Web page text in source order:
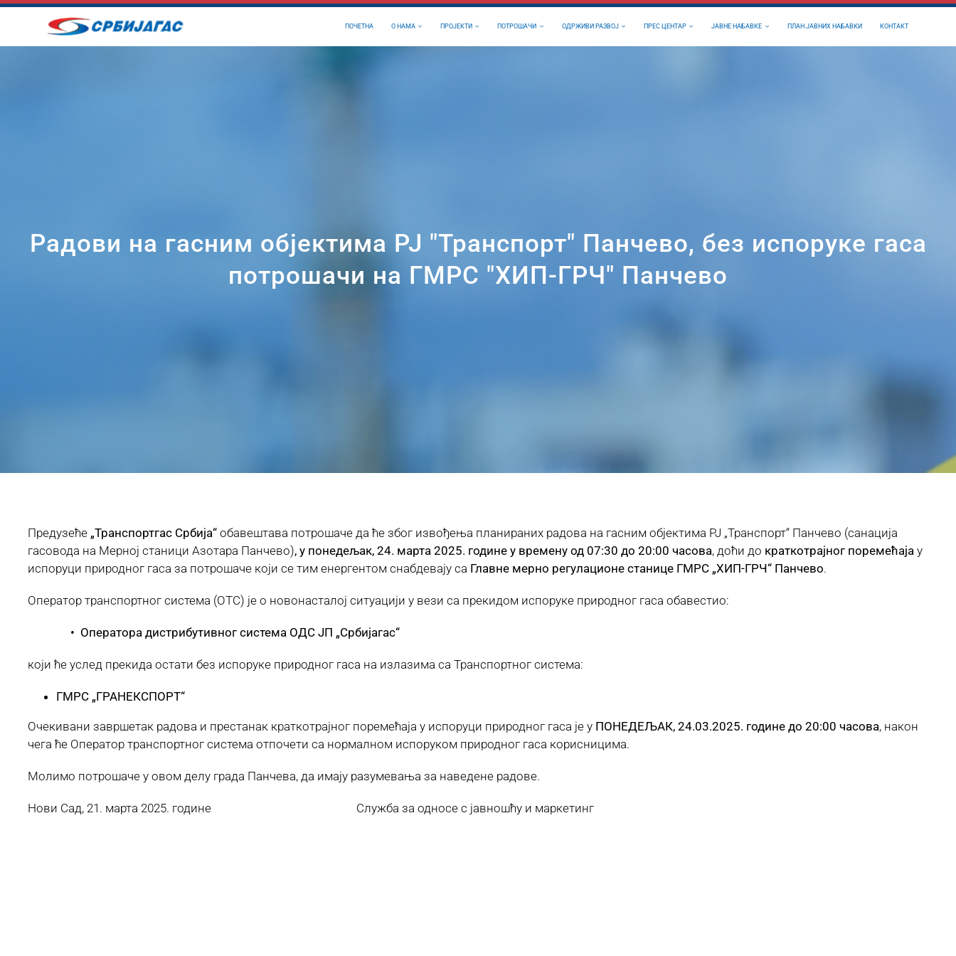
Skip
content
ПОЧЕТНА О НАМА ПРОЈЕКТИ ПОТРОШАЧИ ОДРЖИВИ РАЗВОЈ ПРЕС ЦЕНТАР ЈАВНЕ НАБАВКЕ ПЛАН ЈАВНИХ НАБАВКИ КОНТАКТ
Радови на гасним објектима РЈ "Транспорт" Панчево, без испоруке гаса
потрошачи на ГМРС "ХИП-ГРЧ" Панчево
Предузеће „Транспортгас Србија“обавештава потрошаче да ће због извођења планираних радова на гасним објектима РЈ „Транспорт“ Панчево (санација
гасовода на Мерној станици Азотара Панчево), у понедељак, 24. марта 2025. године у времену од 07:30 до 20:00 часова, доћи до краткотрајног поремећаја у
испоруци природног гаса за потрошаче који се тим енергентом снабдевају са Главне мерно регулационе станице ГМРС „ХИП-ГРЧ“ Панчево.
Оператор транспортног система (ОТС) је о новонасталој ситуацији у вези са прекидом испоруке природног гаса обавестио:
• Оператора дистрибутивног система ОДС ЈП „Србијагас“
који ће услед прекида остати без испоруке природног гаса на излазима са Транспортног система:
ГМРС „ГРАНЕКСПОРТ“
Очекивани завршетак радова и престанак краткотрајног поремећаја у испоруци природног гаса је у ПОНЕДЕЉАК, 24.03.2025. године до 20:00 часова, након
чега ће Оператор транспортног система отпочети са нормалном испоруком природног гаса корисницима.
Молимо потрошаче у овом делу града Панчева, да имају разумевања за наведене радове.
Нови Сад, 21. марта 2025. године Служба за односе с јавношћу и маркетинг